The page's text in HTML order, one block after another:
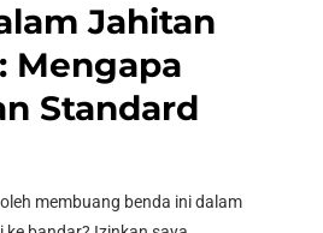
Jahitan
Mengapa
Standard
membuang benda ini dalam